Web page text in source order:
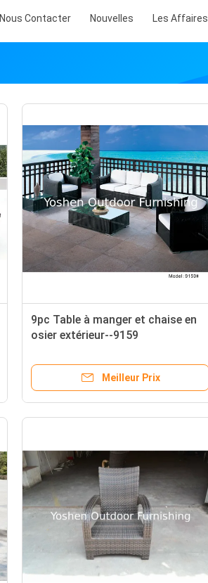
Nous Contacter Nouvelles Les Affaires
9pc Table à manger et chaise en
osier extérieur--9159
Meilleur Prix